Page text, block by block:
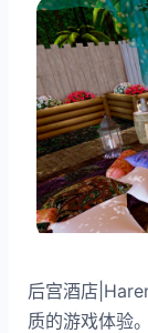
后宫酒店
质的游戏体验。